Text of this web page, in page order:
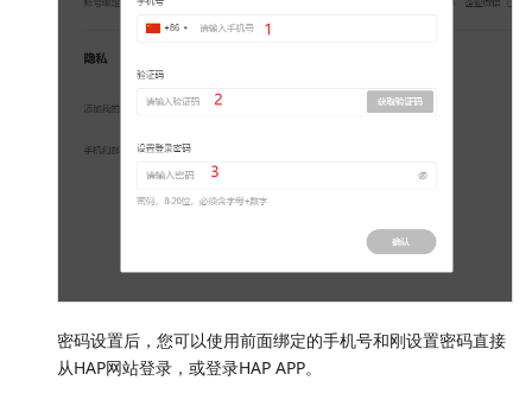
密码设置后，您可以使用前面绑定的手机号和刚设置密码直接
从HAP网站登录，或登录HAP APP。